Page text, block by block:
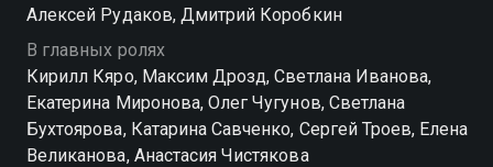
Алексей Рудаков, Дмитрий Коробкин
В главных ролях
Кирилл Кяро, Максим Дрозд, Светлана Иванова,
Екатерина Миронова, Олег Чугунов, Светлана
Бухтоярова, Катарина Савченко, Сергей Троев, Елена
Великанова, Анастасия Чистякова